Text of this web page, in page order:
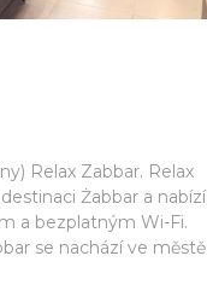
Relax Zabbar. Relax
Żabbar a nabízí
a bezplatným Wi-Fi.
se nachází ve městě